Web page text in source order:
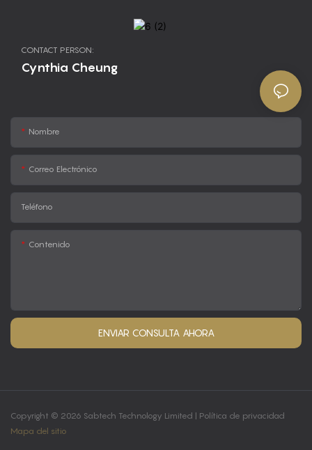
CONTACT PERSON:
Cynthia Cheung
Nombre
Correo Electrónico
Teléfono
Contenido
ENVIAR CONSULTA AHORA
Copyright © 2026 Sabtech Technology Limited | Política de privacidad
Mapa del sitio